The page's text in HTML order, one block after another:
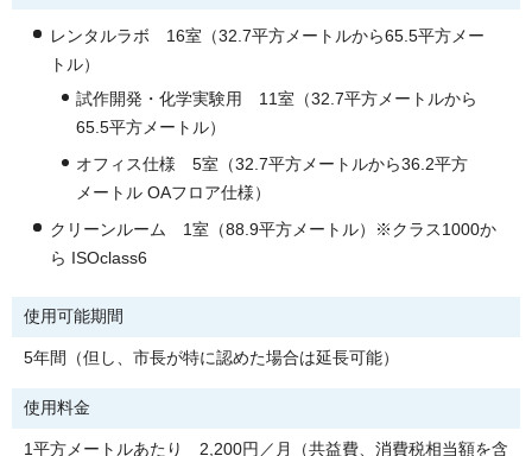
レンタルラボ 16室（32.7平方メートルから65.5平方メー
トル）
試作開発・化学実験用 11室（32.7平方メートルから
65.5平方メートル）
オフィス仕様 5室（32.7平方メートルから36.2平方
メートル OAフロア仕様）
クリーンルーム 1室（88.9平方メートル）※クラス1000か
ら ISOclass6
使用可能期間
5年間（但し、市長が特に認めた場合は延長可能）
使用料金
1平方メートルあたり 2,200円／月（共益費、消費税相当額を含